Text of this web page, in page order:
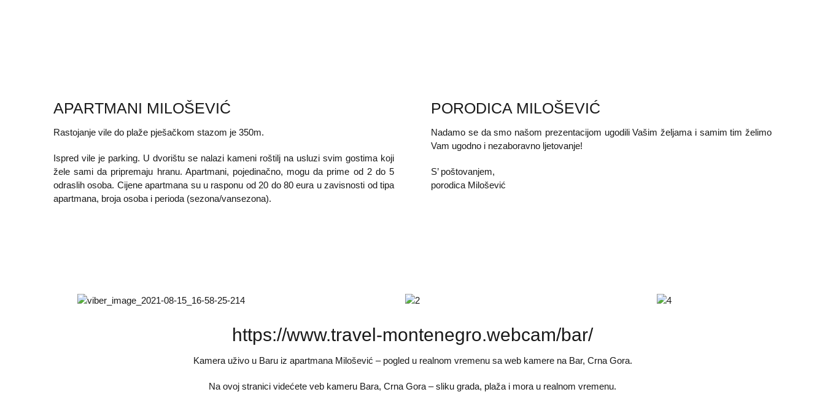
APARTMANI MILOŠEVIĆ
Rastojanje vile do plaže pješačkom stazom je 350m.
Ispred vile je parking. U dvorištu se nalazi kameni roštilj na usluzi svim gostima koji
žele sami da pripremaju hranu. Apartmani, pojedinačno, mogu da prime od 2 do 5
odraslih osoba. Cijene apartmana su u rasponu od 20 do 80 eura u zavisnosti od tipa
apartmana, broja osoba i perioda (sezona/vansezona).
PORODICA MILOŠEVIĆ
Nadamo se da smo našom prezentacijom ugodili Vašim željama i samim tim želimo
Vam ugodno i nezaboravno ljetovanje!
S’ poštovanjem,
porodica Milošević
https://www.travel-montenegro.webcam/bar/
Kamera uživo u Baru iz apartmana Milošević – pogled u realnom vremenu sa web kamere na Bar, Crna Gora.
Na ovoj stranici videćete veb kameru Bara, Crna Gora – sliku grada, plaža i mora u realnom vremenu.